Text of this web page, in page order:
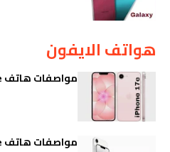
هواتف الايفون
مواصفات هاتف iPhone 17e كاملا
مواصفات هاتف iPhone 16e